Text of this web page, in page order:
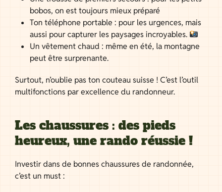
bobos, on est toujours mieux préparé
Ton téléphone portable : pour les urgences, mais
aussi pour capturer les paysages incroyables.
Un vêtement chaud : même en été, la montagne
peut être surprenante.
Surtout, n’oublie pas ton couteau suisse ! C’est l’outil
multifonctions par excellence du randonneur.
Les chaussures : des pieds
heureux, une rando réussie !
Investir dans de bonnes chaussures de randonnée,
c’est un must :